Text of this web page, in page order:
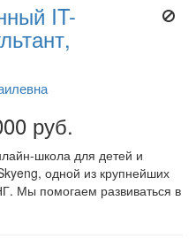
IT-
руб.
школа для детей и
одной из крупнейших
Мы помогаем развиваться в